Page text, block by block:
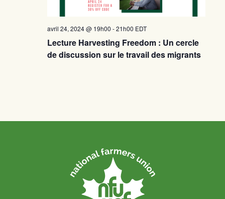
avril 24, 2024 @ 19h00 -21h00 EDT
Lecture Harvesting Freedom : Un cercle
de discussion sur le travail des migrants